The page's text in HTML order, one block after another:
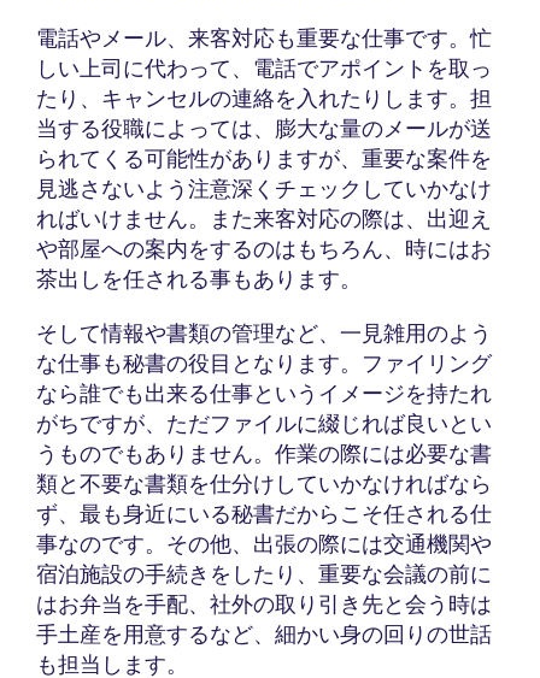
電話やメール、来客対応も重要な仕事です。忙
しい上司に代わって、電話でアポイントを取っ
たり、キャンセルの連絡を入れたりします。担
当する役職によっては、膨大な量のメールが送
られてくる可能性がありますが、重要な案件を
見逃さないよう注意深くチェックしていかなけ
ればいけません。また来客対応の際は、出迎え
や部屋への案内をするのはもちろん、時にはお
茶出しを任される事もあります。
そして情報や書類の管理など、一見雑用のよう
な仕事も秘書の役目となります。ファイリング
なら誰でも出来る仕事というイメージを持たれ
がちですが、ただファイルに綴じれば良いとい
うものでもありません。作業の際には必要な書
類と不要な書類を仕分けしていかなければなら
ず、最も身近にいる秘書だからこそ任される仕
事なのです。その他、出張の際には交通機関や
宿泊施設の手続きをしたり、重要な会議の前に
はお弁当を手配、社外の取り引き先と会う時は
手土産を用意するなど、細かい身の回りの世話
も担当します。